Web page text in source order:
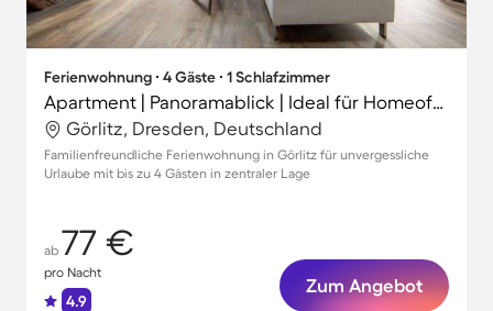
Ferienwohnung ∙ 4 Gäste ∙ 1 Schlafzimmer
Apartment | Panoramablick | Ideal für Homeoffice
Görlitz, Dresden, Deutschland
Familienfreundliche Ferienwohnung in Görlitz für unvergessliche
Urlaube mit bis zu 4 Gästen in zentraler Lage
ab 77 €
pro Nacht
4.9
Zum Angebot